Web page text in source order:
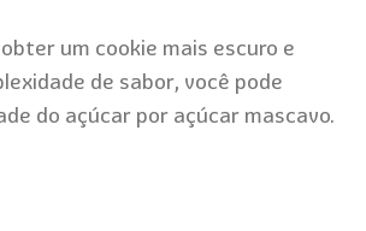
um cookie mais escuro e
de sabor, você pode
do açúcar por açúcar mascavo.